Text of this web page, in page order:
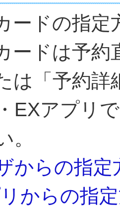
ードの指定
ードは予約
は「予約
EXアプリ
。
からの指定
からの指